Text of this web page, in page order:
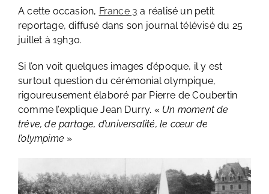
A cette occasion, France 3 a réalisé un petit
reportage, diffusé dans son journal télévisé du 25
juillet à 19h30.
Si l’on voit quelques images d’époque, il y est
surtout question du cérémonial olympique,
rigoureusement élaboré par Pierre de Coubertin
comme l’explique Jean Durry. « Un moment de
trêve, de partage, d’universalité, le cœur de
l’olympime »